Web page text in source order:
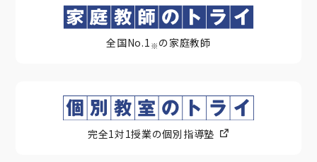
全国No.1 ※ の家庭教師
完全1対1授業の個別指導塾